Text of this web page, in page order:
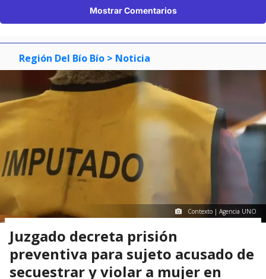
Mostrar Comentarios
Región Del Bío Bío > Noticia
Contexto | Agencia UNO
Juzgado decreta prisión
preventiva para sujeto acusado de
secuestrar y violar a mujer en